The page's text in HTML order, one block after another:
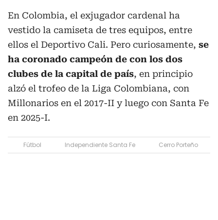
En Colombia, el exjugador cardenal ha
vestido la camiseta de tres equipos, entre
ellos el Deportivo Cali. Pero curiosamente, se
ha coronado campeón de con los dos
clubes de la capital de país, en principio
alzó el trofeo de la Liga Colombiana, con
Millonarios en el 2017-II y luego con Santa Fe
en 2025-I.
Fútbol Independiente Santa Fe Cerro Porteño